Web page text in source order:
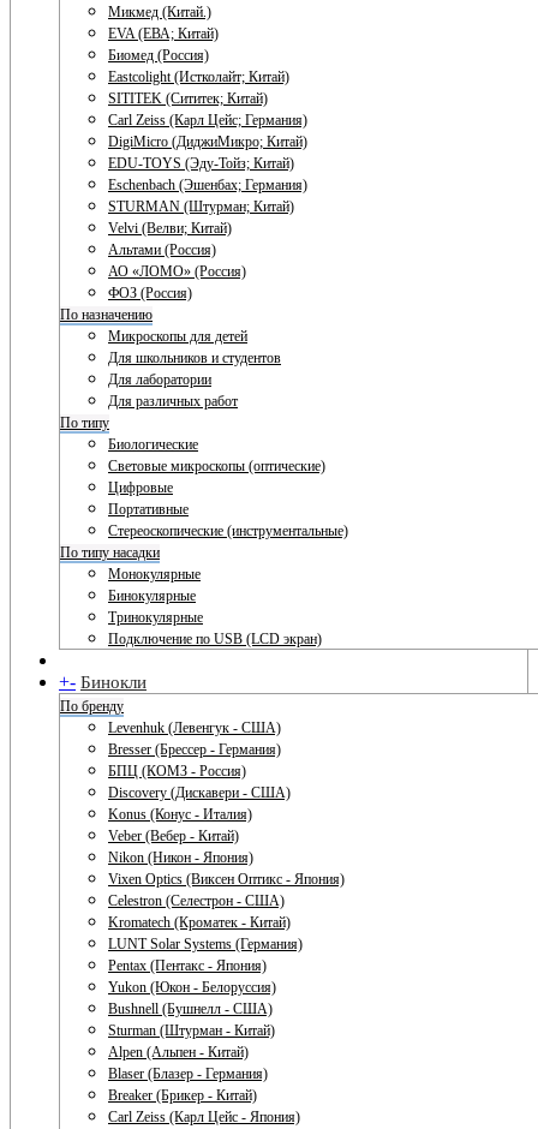
Микмед (Китай.)
EVA (ЕВА; Китай)
Биомед (Россия)
Eastcolight (Истколайт; Китай)
SITITEK (Сититек; Китай)
Carl Zeiss (Карл Цейс; Германия)
DigiMicro (ДиджиМикро; Китай)
EDU-TOYS (Эду-Тойз; Китай)
Eschenbach (Эшенбах; Германия)
STURMAN (Штурман; Китай)
Velvi (Велви; Китай)
Альтами (Россия)
АО «ЛОМО» (Россия)
ФОЗ (Россия)
По назначению
Микроскопы для детей
Для школьников и студентов
Для лаборатории
Для различных работ
По типу
Биологические
Световые микроскопы (оптические)
Цифровые
Портативные
Стереоскопические (инструментальные)
По типу насадки
Монокулярные
Бинокулярные
Тринокулярные
Подключение по USB (LCD экран)
+- Бинокли
По бренду
Levenhuk (Левенгук - США)
Bresser (Брессер - Германия)
БПЦ (КОМЗ - Россия)
Discovery (Дискавери - США)
Konus (Конус - Италия)
Veber (Вебер - Китай)
Nikon (Никон - Япония)
Vixen Optics (Виксен Оптикс - Япония)
Celestron (Селестрон - США)
Kromatech (Кроматек - Китай)
LUNT Solar Systems (Германия)
Pentax (Пентакс - Япония)
Yukon (Юкон - Белоруссия)
Bushnell (Бушнелл - США)
Sturman (Штурман - Китай)
Alpen (Альпен - Китай)
Blaser (Блазер - Германия)
Breaker (Брикер - Китай)
Carl Zeiss (Карл Цейс - Япония)